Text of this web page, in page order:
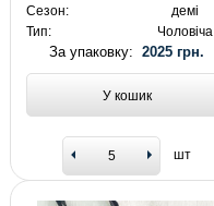
Сезон:
демі
Тип:
Чоловіча
За упаковку:2025 грн.
У кошик
шт